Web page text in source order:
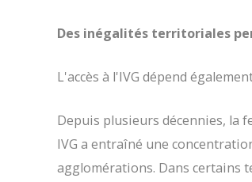
Des inégalités territoriales
L'accès à l'IVG dépend
Depuis plusieurs décennies, la
IVG a entraîné une
agglomérations. Dans certains